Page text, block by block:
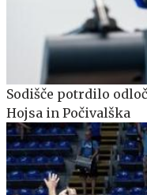
Sodišče potrdilo
Hojsa in Počivalška